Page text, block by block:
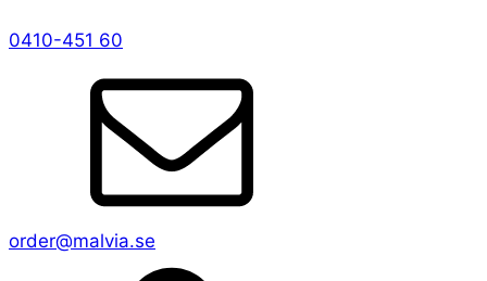
0410-451 60
order@malvia.se